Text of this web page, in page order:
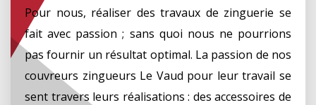
Pour nous, réaliser des travaux de zinguerie se
fait avec passion ; sans quoi nous ne pourrions
pas fournir un résultat optimal. La passion de nos
couvreurs zingueurs Le Vaud pour leur travail se
sent travers leurs réalisations : des accessoires de